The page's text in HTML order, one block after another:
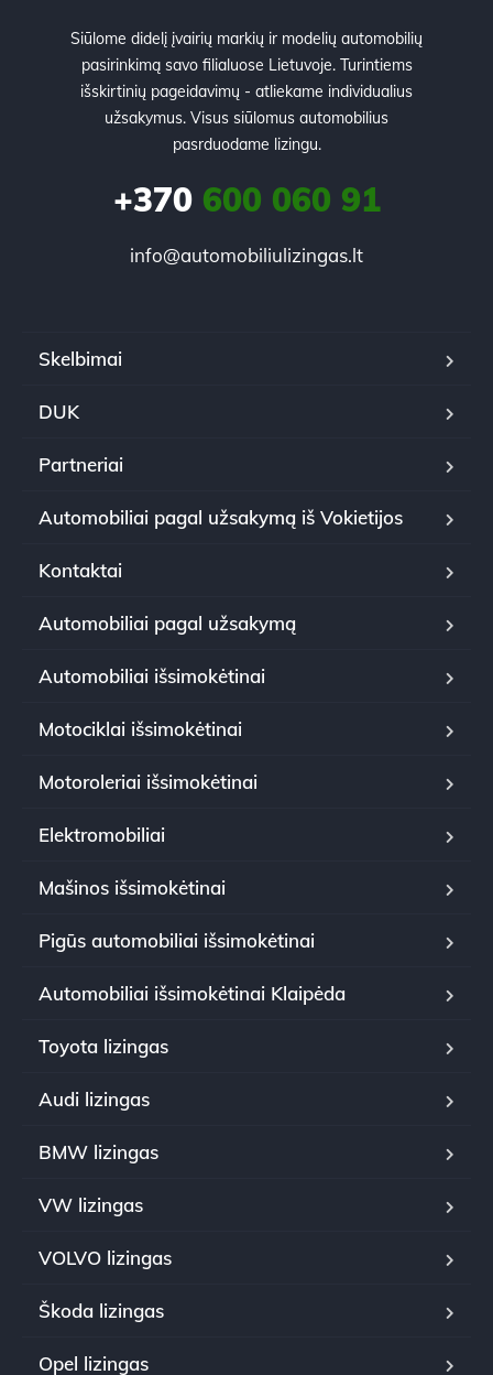
Siūlome didelį įvairių markių ir modelių automobilių
pasirinkimą savo filialuose Lietuvoje. Turintiems
išskirtinių pageidavimų - atliekame individualius
užsakymus. Visus siūlomus automobilius
pasrduodame lizingu.
+370600 060 91
info@automobiliulizingas.lt
Skelbimai
DUK
Partneriai
Automobiliai pagal užsakymą iš Vokietijos
Kontaktai
Automobiliai pagal užsakymą
Automobiliai išsimokėtinai
Motociklai išsimokėtinai
Motoroleriai išsimokėtinai
Elektromobiliai
Mašinos išsimokėtinai
Pigūs automobiliai išsimokėtinai
Automobiliai išsimokėtinai Klaipėda
Toyota lizingas
Audi lizingas
BMW lizingas
VW lizingas
VOLVO lizingas
Škoda lizingas
Opel lizingas